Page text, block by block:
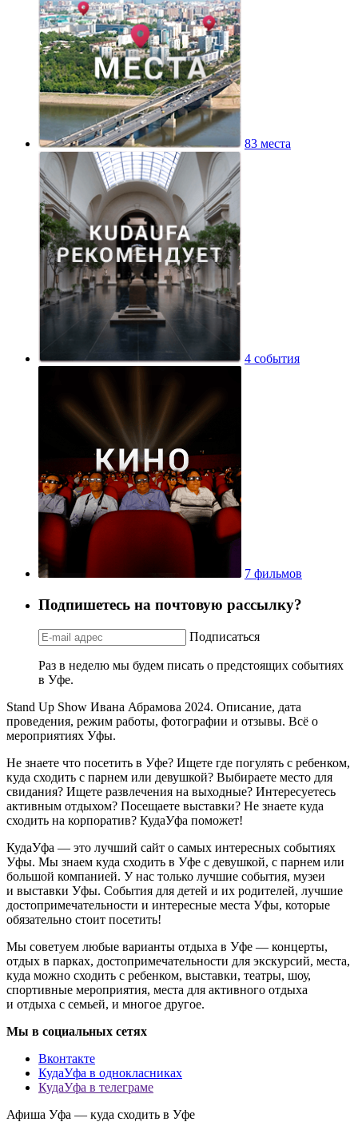
83 места
4 события
7 фильмов
Подпишетесь на почтовую рассылку?
Подписаться
Раз в неделю мы будем писать о предстоящих событиях
в Уфе.
Stand Up Show Ивана Абрамова 2024. Описание, дата
проведения, режим работы, фотографии и отзывы. Всё о
мероприятиях Уфы.
Не знаете что посетить в Уфе? Ищете где погулять с ребенком,
куда сходить с парнем или девушкой? Выбираете место для
свидания? Ищете развлечения на выходные? Интересуетесь
активным отдыхом? Посещаете выставки? Не знаете куда
сходить на корпоратив? КудаУфа поможет!
КудаУфа — это лучший сайт о самых интересных событиях
Уфы. Мы знаем куда сходить в Уфе с девушкой, с парнем или
большой компанией. У нас только лучшие события, музеи
и выставки Уфы. События для детей и их родителей, лучшие
достопримечательности и интересные места Уфы, которые
обязательно стоит посетить!
Мы советуем любые варианты отдыха в Уфе — концерты,
отдых в парках, достопримечательности для экскурсий, места,
куда можно сходить с ребенком, выставки, театры, шоу,
спортивные мероприятия, места для активного отдыха
и отдыха с семьей, и многое другое.
Мы в социальных сетях
Вконтакте
КудаУфа в однокласниках
КудаУфа в телеграме
Афиша Уфа — куда сходить в Уфе